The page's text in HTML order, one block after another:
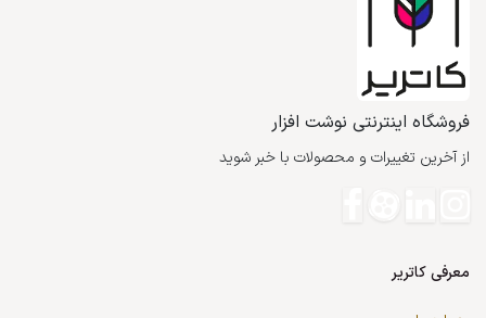
فروشگاه اینترنتی نوشت افزار
از آخرین تغییرات و محصولات با خبر شوید
معرفی کاتریر